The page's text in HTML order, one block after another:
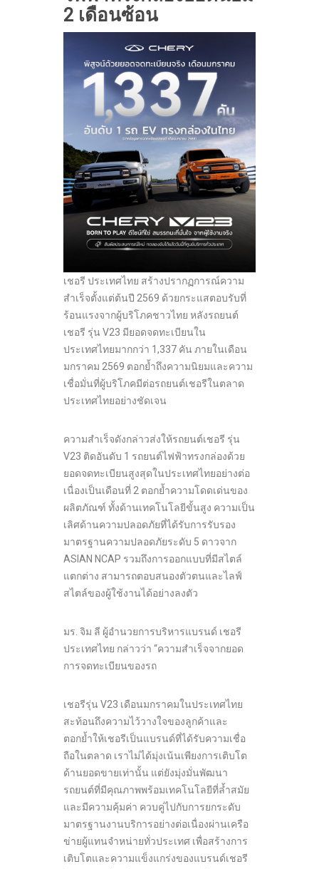
2 เดือนซ้อน
เชอรี ประเทศไทย สร้างปรากฏการณ์ความ
สำเร็จตั้งแต่ต้นปี 2569 ด้วยกระแสตอบรับที่
ร้อนแรงจากผู้บริโภคชาวไทย หลังรถยนต์
เชอรี รุ่น V23 มียอดจดทะเบียนใน
ประเทศไทยมากกว่า 1,337 คัน ภายในเดือน
มกราคม 2569 ตอกย้ำถึงความนิยมและความ
เชื่อมั่นที่ผู้บริโภคมีต่อรถยนต์เชอรีในตลาด
ประเทศไทยอย่างชัดเจน
ความสำเร็จดังกล่าวส่งให้รถยนต์เชอรี รุ่น
V23 ติดอันดับ 1 รถยนต์ไฟฟ้าทรงกล่องด้วย
ยอดจดทะเบียนสูงสุดในประเทศไทยอย่างต่อ
เนื่องเป็นเดือนที่ 2 ตอกย้ำความโดดเด่นของ
ผลิตภัณฑ์ ทั้งด้านเทคโนโลยีขั้นสูง ความเป็น
เลิศด้านความปลอดภัยที่ได้รับการรับรอง
มาตรฐานความปลอดภัยระดับ 5 ดาวจาก
ASIAN NCAP รวมถึงการออกแบบที่มีสไตล์
แตกต่าง สามารถตอบสนองตัวตนและไลฟ์
สไตล์ของผู้ใช้งานได้อย่างลงตัว
มร. จิม ลี ผู้อำนวยการบริหารแบรนด์ เชอรี
ประเทศไทย กล่าวว่า “ความสำเร็จจากยอด
การจดทะเบียนของรถ
เชอรีรุ่น V23 เดือนมกราคมในประเทศไทย
สะท้อนถึงความไว้วางใจของลูกค้าและ
ตอกย้ำให้เชอรีเป็นแบรนด์ที่ได้รับความเชื่อ
ถือในตลาด เราไม่ได้มุ่งเน้นเพียงการเติบโต
ด้านยอดขายเท่านั้น แต่ยังมุ่งมั่นพัฒนา
รถยนต์ที่มีคุณภาพพร้อมเทคโนโลยีที่ล้ำสมัย
และมีความคุ้มค่า ควบคู่ไปกับการยกระดับ
มาตรฐานงานบริการอย่างต่อเนื่องผ่านเครือ
ข่ายผู้แทนจำหน่ายทั่วประเทศ เพื่อสร้างการ
เติบโตและความแข็งแกร่งของแบรนด์เชอรี